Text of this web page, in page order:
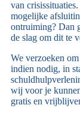
van
mogelijke
ontruiming? Dan
de slag om dit te
We verzoeken
indien nodig, in
wij voor je
gratis en